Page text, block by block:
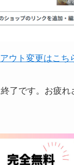
ウト変更はこち
了です。お疲れ